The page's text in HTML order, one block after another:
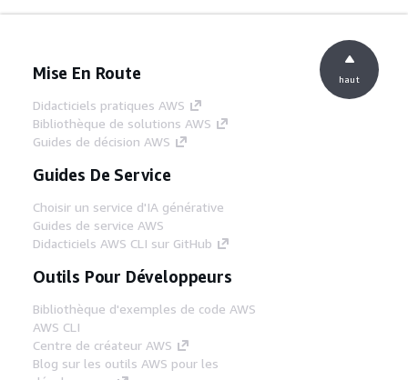
Mise En Route
Didacticiels pratiques AWS
Bibliothèque de solutions AWS
Guides de décision AWS
Guides De Service
Choisir un service d'IA générative
Guides de service AWS
Didacticiels AWS CLI sur GitHub
Outils Pour Développeurs
Bibliothèque d'exemples de code AWS
AWS CLI
Centre de créateur AWS
Blog sur les outils AWS pour les
haut